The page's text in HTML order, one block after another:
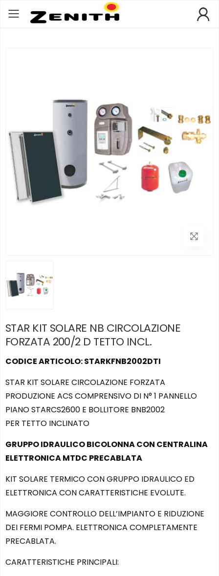
Toggle mobile menu
STAR KIT SOLARE NB CIRCOLAZIONE
FORZATA 200/2 D TETTO INCL.
CODICE ARTICOLO: STARKFNB2002DTI
STAR KIT SOLARE CIRCOLAZIONE FORZATA
PRODUZIONE ACS COMPRENSIVO DI N° 1 PANNELLO
PIANO STARCS2600 E BOLLITORE BNB2002
PER TETTO INCLINATO
GRUPPO IDRAULICO BICOLONNA CON CENTRALINA
ELETTRONICA MTDC PRECABLATA
KIT SOLARE TERMICO CON GRUPPO IDRAULICO ED
ELETTRONICA CON CARATTERISTICHE EVOLUTE.
MAGGIORE CONTROLLO DELL’IMPIANTO E RIDUZIONE
DEI FERMI POMPA. ELETTRONICA COMPLETAMENTE
PRECABLATA.
CARATTERISTICHE PRINCIPALI: